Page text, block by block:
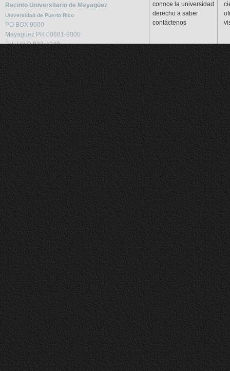
Recinto Universitario de Mayagüez
Universidad de Puerto Rico
PO BOX 9000
Mayagüez PR 00681-9000
Tel: (787) 832-4040
conoce la universidad
derecho a saber
contáctenos